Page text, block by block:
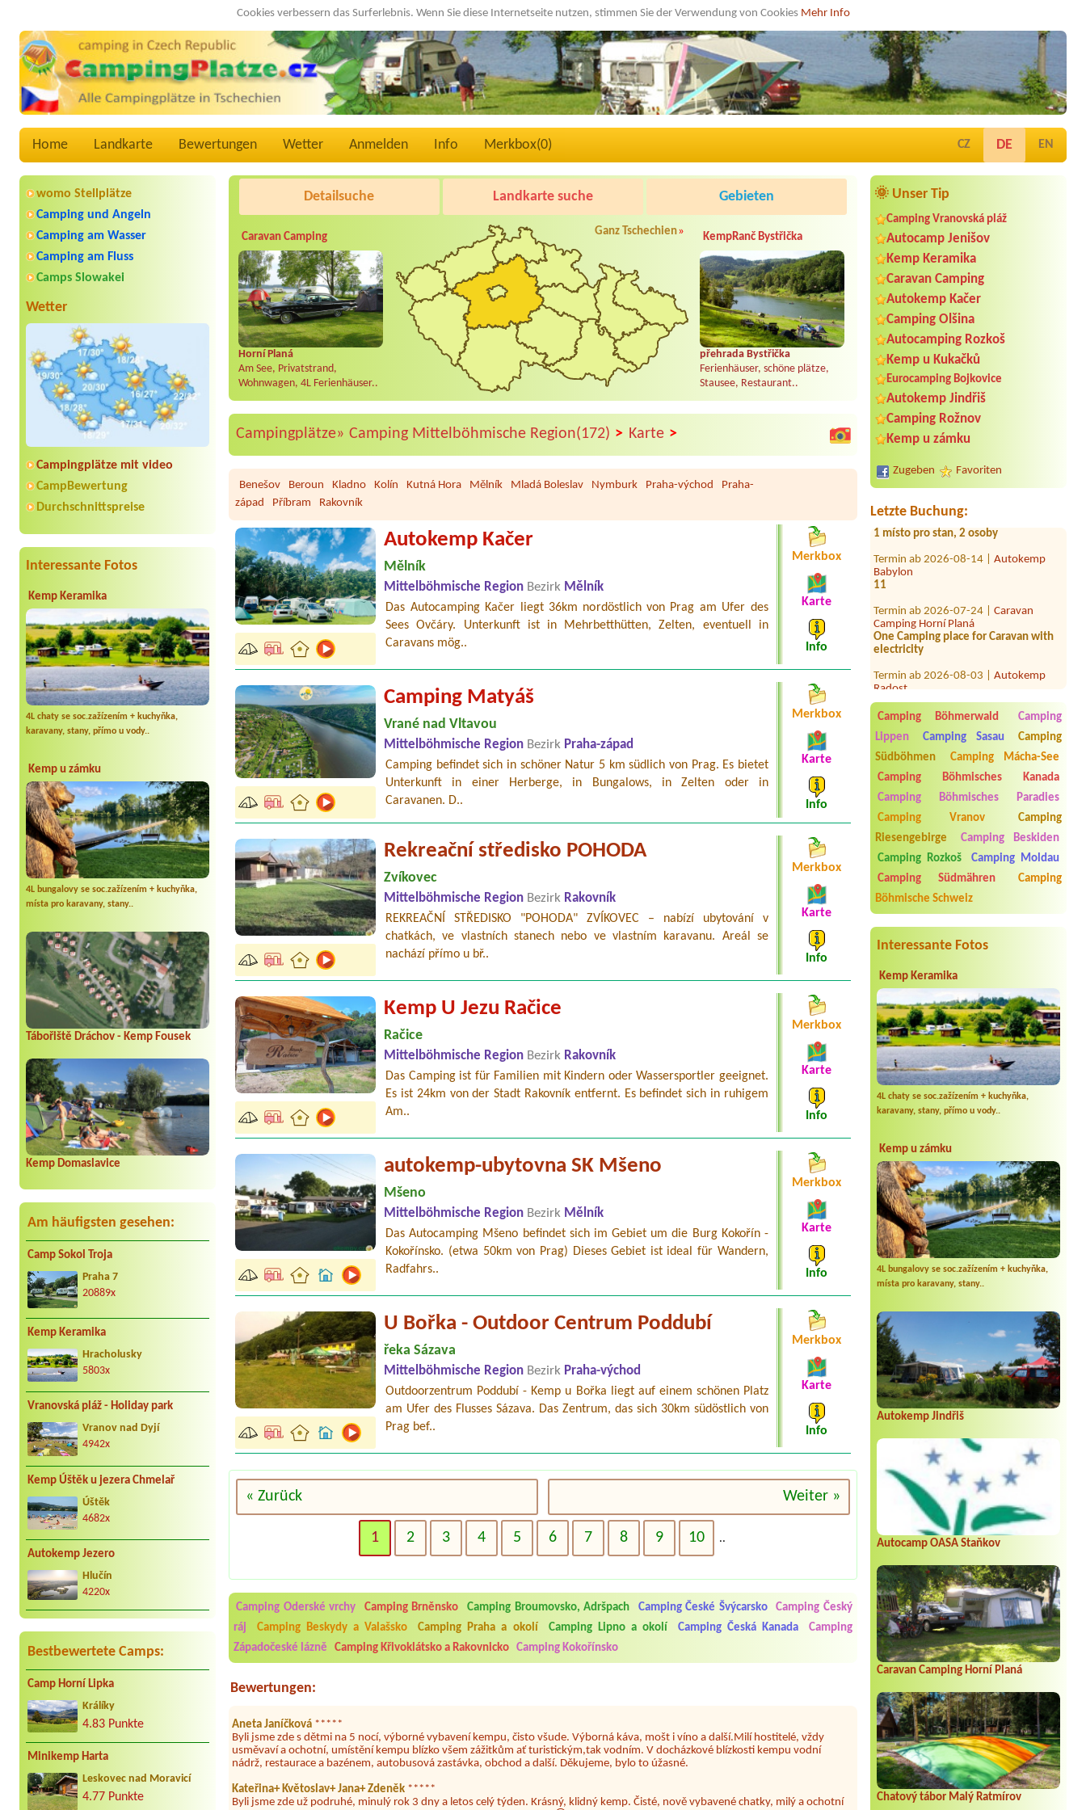
Cookies verbessern das Surferlebnis. Wenn Sie diese Internetseite nutzen, stimmen Sie der Verwendung von Cookies Mehr Info
Home Landkarte Bewertungen Wetter Anmelden Info Merkbox(0) CZ DE EN
womo Stellplätze
Camping und Angeln
Camping am Wasser
Camping am Fluss
Camps Slowakei
Wetter
Campingplätze mit video
CampBewertung
Durchschnittspreise
Interessante Fotos
Kemp Keramika
4L chaty se soc.zažízením + kuchyňka,
karavany, stany, přímo u vody..
Kemp u zámku
4L bungalovy se soc.zažízením + kuchyňka,
místa pro karavany, stany..
Tábořiště Dráchov - Kemp Fousek
Kemp Domaslavice
Am häufigsten gesehen:
Camp Sokol Troja
Praha 7
20889x
Kemp Keramika
Hracholusky
5803x
Vranovská pláž - Holiday park
Vranov nad Dyjí
4942x
Kemp Úštěk u jezera Chmelař
Úštěk
4682x
Autokemp Jezero
Hlučín
4220x
Bestbewertete Camps:
Camp Horní Lipka
Králíky
4.83 Punkte
Minikemp Harta
Leskovec nad Moravicí
4.77 Punkte
🌞 Unser Tip
Camping Vranovská pláž
Autocamp Jenišov
Kemp Keramika
Caravan Camping
Autokemp Kačer
Camping Olšina
Autocamping Rozkoš
Kemp u Kukačků
Eurocamping Bojkovice
Autokemp Jindřiš
Camping Rožnov
Kemp u zámku
Zugeben Favoriten
Letzte Buchung:
Termin ab 2026-07-24 |
areál Kristýna
Hütte 2personen 2 minihunde
Termin ab 2026-07-31 |
1 x 4L chata nebo 3L
Lipka
1 místo pro stan, 2 osoby
Babylon
11
Camping Horní Planá
One Camping place for Caravan with
electricity
Radost
Chata pro 2 osoby
Termin ab 2026-08-02 |Kemp Pod
2x tent places for 4 adults and 1 car,
preferably near the water
Termin ab 2026-07-31 |Kemp U Fíka -
Nahořany
1 Hütte, 2 Personen + 1 Kind
Termin ab 2026-07-24 |
Kemp Pod
Husarůvkou
1 místo pro stan + 2 osoby + auto
Termin ab 2026-07-22 |
Camping Böhmerwald
Camping
Lippen
Camping Sasau
Camping
Südböhmen
Camping Mácha-See
Camping Böhmisches Kanada
Camping Böhmisches Paradies
Camping Vranov
Camping
Riesengebirge
Camping Beskiden
Camping Rozkoš
Camping Moldau
Camping Südmähren
Camping
Böhmische Schweiz
Interessante Fotos
Kemp Keramika
4L chaty se soc.zažízením + kuchyňka,
karavany, stany, přímo u vody..
Kemp u zámku
4L bungalovy se soc.zažízením + kuchyňka,
místa pro karavany, stany..
Autokemp Jindřiš
Autocamp OASA Staňkov
Caravan Camping Horní Planá
Chatový tábor Malý Ratmírov
Detailsuche Landkarte suche Gebieten
Caravan Camping
Horní Planá
Am See, Privatstrand,
Wohnwagen, 4L Ferienhäuser..
Ganz Tschechien» KempRanč Bystřička
přehrada Bystřička
Ferienhäuser, schöne plätze,
Stausee, Restaurant..
Campingplätze» Camping Mittelböhmische Region(172) > Karte >
Benešov Beroun Kladno Kolín Kutná Hora Mělník Mladá Boleslav Nymburk Praha-východ
Praha-
západ
Příbram Rakovník
Autokemp Kačer
Mělník
Mittelböhmische Region Bezirk Mělník
Das Autocamping Kačer liegt 36km nordöstlich von Prag am Ufer des
Sees Ovčáry. Unterkunft ist in Mehrbetthütten, Zelten, eventuell in
Caravans mög..
Merkbox
Karte
Info
Camping Matyáš
Vrané nad Vltavou
Mittelböhmische Region Bezirk Praha-západ
Camping befindet sich in schöner Natur 5 km südlich von Prag. Es bietet
Unterkunft in einer Herberge, in Bungalows, in Zelten oder in
Caravanen. D..
Merkbox
Karte
Info
Rekreační středisko POHODA
Zvíkovec
Mittelböhmische Region Bezirk Rakovník
REKREAČNÍ STŘEDISKO "POHODA" ZVÍKOVEC – nabízí ubytování v
chatkách, ve vlastních stanech nebo ve vlastním karavanu. Areál se
nachází přímo u bř..
Merkbox
Karte
Info
Kemp U Jezu Račice
Račice
Mittelböhmische Region Bezirk Rakovník
Das Camping ist für Familien mit Kindern oder Wassersportler geeignet.
Es ist 24km von der Stadt Rakovník entfernt. Es befindet sich in ruhigem
Am..
Merkbox
Karte
Info
autokemp-ubytovna SK Mšeno
Mšeno
Mittelböhmische Region Bezirk Mělník
Das Autocamping Mšeno befindet sich im Gebiet um die Burg Kokořín -
Kokořínsko. (etwa 50km von Prag) Dieses Gebiet ist ideal für Wandern,
Radfahrs..
Merkbox
Karte
Info
U Bořka - Outdoor Centrum Poddubí
řeka Sázava
Mittelböhmische Region Bezirk Praha-východ
Outdoorzentrum Poddubí - Kemp u Bořka liegt auf einem schönen Platz
am Ufer des Flusses Sázava. Das Zentrum, das sich 30km südöstlich von
Prag bef..
Merkbox
Karte
Info
« Zurück Weiter »
1 2 3 4 5 6 7 8 9 10 ..
Camping Oderské vrchy Camping Brněnsko Camping Broumovsko, Adršpach Camping České Švýcarsko
Camping Český
ráj
Camping Beskydy a Valašsko Camping Praha a okolí Camping Lipno a okolí Camping Česká Kanada
Camping
Západočeské lázně
Camping Křivoklátsko a Rakovnicko Camping Kokořínsko
Bewertungen:
Byli jsme zde v týdnu od 25.7. do 1.8. 2026. Kemp jako takový je pěkný. V umývárně i na WC bylo vždy čisto, doplněný papír i
utěrky, což při množství návštěvníků není samozřejmost. V kempu je obchod a restaurace, kebab a další občerstvení. Co nás ale
velice zklamalo byl celodenní hluk z repráků u stanů a absolutní bezohlednost ostatních ubytovaných. Přes den jsem si připadala
jak na pouti- z každého koutu hrála jiná hudba.Kemp pěkný, ale takový rámus jsme ještě nezažili...
Jana*****
slušně mile. Nám se v kempu líbilo.
Byli jsme zde s dětmi na 5 nocí, výborné vybavení kempu, čisto všude. Výborná káva, mošt i víno a další.Milí hostitelé, vždy
usměvaví a ochotní, umístění kempu blízko všem zážitkům ať turistickým,tak vodním. V docházkové blízkosti kempu vodní
nádrž, restaurace a bazénem, autobusová zastávka, obchod a další. Děkujeme, bylo to úžasné.
Byli jsme zde už podruhé, minulý rok 3 dny a letos celý týden. Krásný, klidný kemp. Čisté, nově vybavené chatky, milý a ochotní
majitelé, dobré víno, možnost grilování nebo jen opečení špekačků😄. Velké množství variant na výlety po okolí. Za nás super